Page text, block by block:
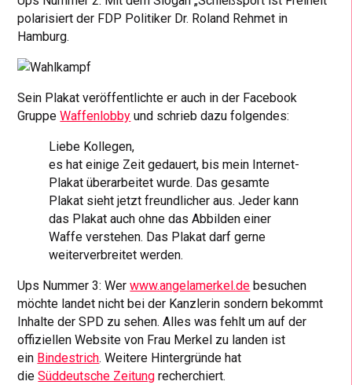
polarisiert der FDP Politiker Dr. Roland Rehmet in
Hamburg.
Sein Plakat veröffentlichte er auch in der Facebook
GruppeWaffenlobby und schrieb dazu folgendes:
Liebe Kollegen,
es hat einige Zeit gedauert, bis mein Internet-
Plakat überarbeitet wurde. Das gesamte
Plakat sieht jetzt freundlicher aus. Jeder kann
das Plakat auch ohne das Abbilden einer
Waffe verstehen. Das Plakat darf gerne
weiterverbreitet werden.
Ups Nummer 3: Werwww.angelamerkel.de besuchen
möchte landet nicht bei der Kanzlerin sondern bekommt
Inhalte der SPD zu sehen. Alles was fehlt um auf der
offiziellen Website von Frau Merkel zu landen ist
ein Bindestrich. Weitere Hintergründe hat
dieSüddeutsche Zeitung recherchiert.